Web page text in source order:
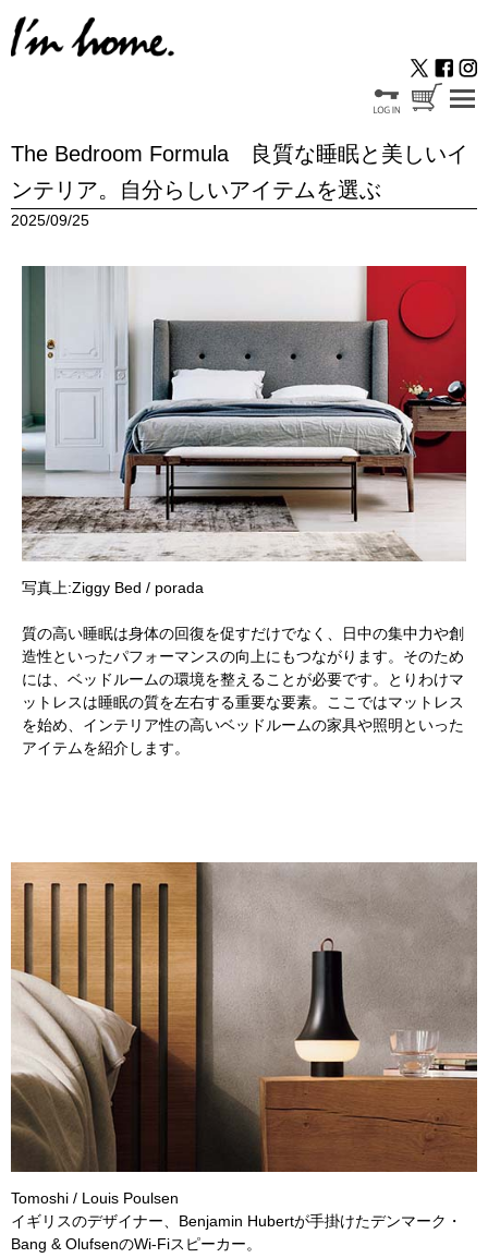
The Bedroom Formula 良質な睡眠と美しいイ
ンテリア。自分らしいアイテムを選ぶ
2025/09/25
写真上:Ziggy Bed / porada
質の高い睡眠は身体の回復を促すだけでなく、日中の集中力や創
造性といったパフォーマンスの向上にもつながります。そのため
には、ベッドルームの環境を整えることが必要です。とりわけマ
ットレスは睡眠の質を左右する重要な要素。ここではマットレス
を始め、インテリア性の高いベッドルームの家具や照明といった
アイテムを紹介します。
Tomoshi / Louis Poulsen
イギリスのデザイナー、Benjamin Hubertが手掛けたデンマーク・
Bang & OlufsenのWi-Fiスピーカー。